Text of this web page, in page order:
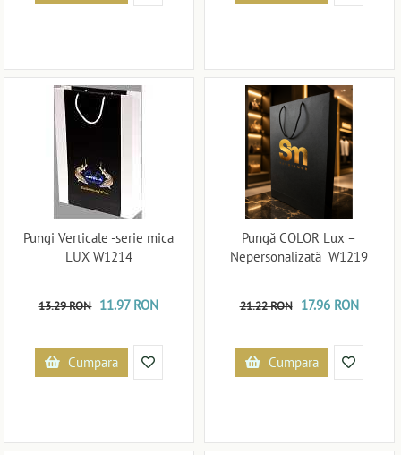
Pungi Verticale -serie mica
LUX W1214
13.29 RON 11.97 RON
Cumpara
Pungă COLOR Lux –
Nepersonalizată W1219
21.22 RON 17.96 RON
Cumpara